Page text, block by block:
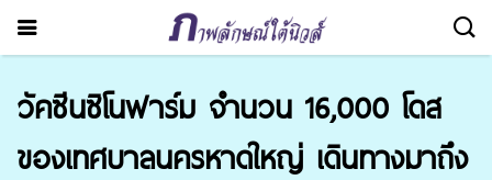
วัคซีนซิโนฟาร์ม จำนวน 16,000 โดส
ของเทศบาลนครหาดใหญ่ เดินทางมาถึง